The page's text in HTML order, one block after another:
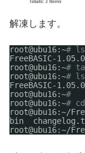
解凍します。
root@ubu16:~# ls
FreeBASIC-
root@ubu16:~#
root@ubu16:~# ls
FreeBASIC-
root@ubu16:~#
root@ubu16:~#
root@ubu16:~/
bin
root@ubu16:~/